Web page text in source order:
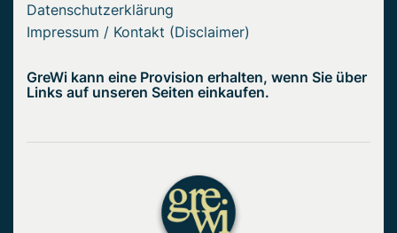
Datenschutzerklärung
Impressum / Kontakt (Disclaimer)
GreWi kann eine Provision erhalten, wenn Sie über
Links auf unseren Seiten einkaufen.